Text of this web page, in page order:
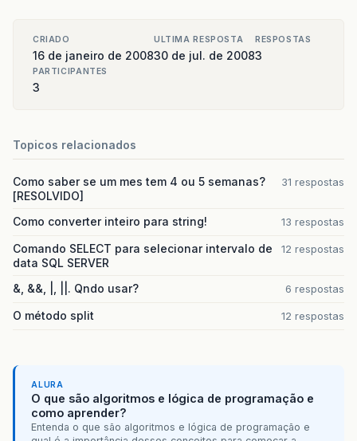
CRIADO
16 de janeiro de 2008
ULTIMA RESPOSTA
30 de jul. de 2008
RESPOSTAS
3
PARTICIPANTES
3
Topicos relacionados
Como saber se um mes tem 4 ou 5 semanas?
[RESOLVIDO]
31 respostas
Como converter inteiro para string! 13 respostas
Comando SELECT para selecionar intervalo de
data SQL SERVER
12 respostas
&, &&, |, ||. Qndo usar? 6 respostas
O método split 12 respostas
ALURA
O que são algoritmos e lógica de programação e
como aprender?
Entenda o que são algoritmos e lógica de programação e